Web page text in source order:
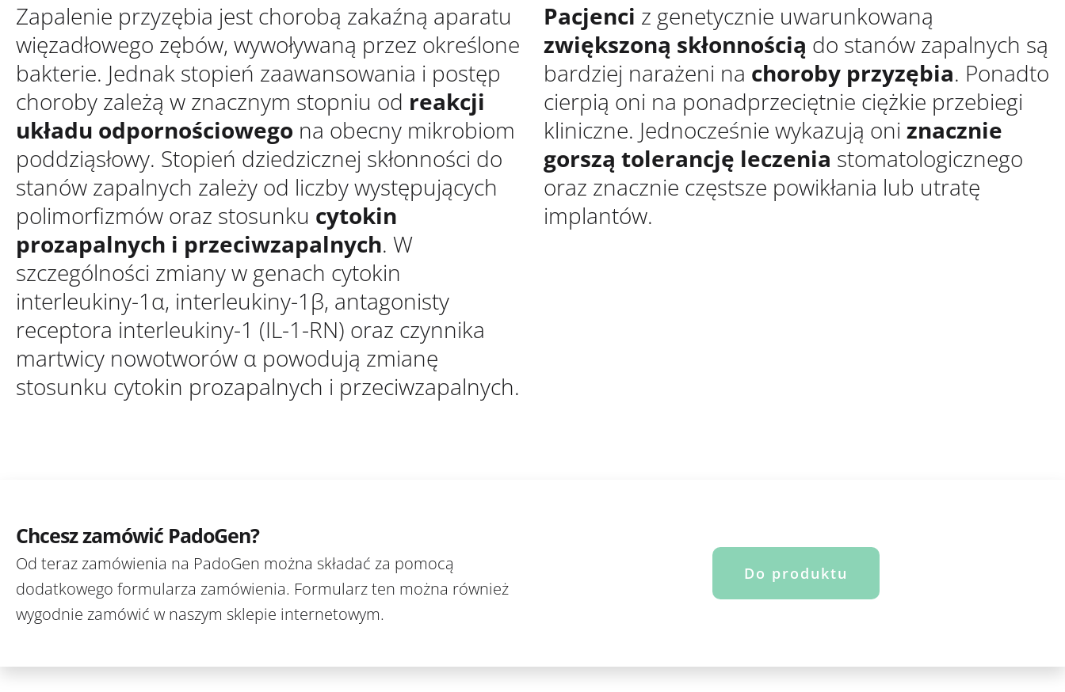
Zapalenie przyzębia jest chorobą zakaźną aparatu
więzadłowego zębów, wywoływaną przez określone
bakterie. Jednak stopień zaawansowania i postęp
choroby zależą w znacznym stopniu od reakcji
układu odpornościowego na obecny mikrobiom
poddziąsłowy. Stopień dziedzicznej skłonności do
stanów zapalnych zależy od liczby występujących
polimorfizmów oraz stosunku cytokin
prozapalnych i przeciwzapalnych. W
szczególności zmiany w genach cytokin
interleukiny-1α, interleukiny-1β, antagonisty
receptora interleukiny-1 (IL-1-RN) oraz czynnika
martwicy nowotworów α powodują zmianę
stosunku cytokin prozapalnych i przeciwzapalnych.
Pacjenci z genetycznie uwarunkowaną
zwiększoną skłonnością do stanów zapalnych są
bardziej narażeni na choroby przyzębia. Ponadto
cierpią oni na ponadprzeciętnie ciężkie przebiegi
kliniczne. Jednocześnie wykazują oni znacznie
gorszą tolerancję leczenia stomatologicznego
oraz znacznie częstsze powikłania lub utratę
implantów.
Chcesz zamówić PadoGen?
Od teraz zamówienia na PadoGen można składać za pomocą
dodatkowego formularza zamówienia. Formularz ten można również
wygodnie zamówić w naszym sklepie internetowym.
Do produktu